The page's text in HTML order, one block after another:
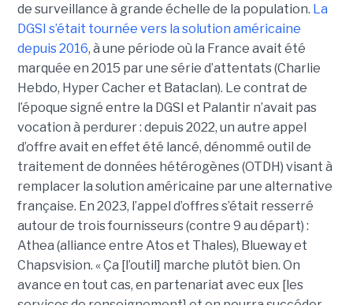
de surveillance à grande échelle de la population. La
DGSI s’était tournée vers la solution américaine
depuis 2016, à une période où la France avait été
marquée en 2015 par une série d’attentats (Charlie
Hebdo, Hyper Cacher et Bataclan). Le contrat de
l’époque signé entre la DGSI et Palantir n’avait pas
vocation à perdurer : depuis 2022, un autre appel
d’offre avait en effet été lancé, dénommé outil de
traitement de données hétérogènes (OTDH) visant à
remplacer la solution américaine par une alternative
française. En 2023, l’appel d’offres s’était resserré
autour de trois fournisseurs (contre 9 au départ) :
Athea (alliance entre Atos et Thales), Blueway et
Chapsvision. « Ça [l’outil] marche plutôt bien. On
avance en tout cas, en partenariat avec eux [les